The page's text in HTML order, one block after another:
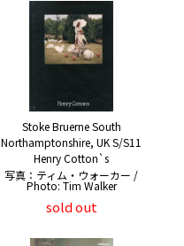
Stoke Bruerne South
Northamptonshire, UK S/S11
Henry Cotton`s
写真：ティム・ウォーカー /
Photo: Tim Walker
sold out